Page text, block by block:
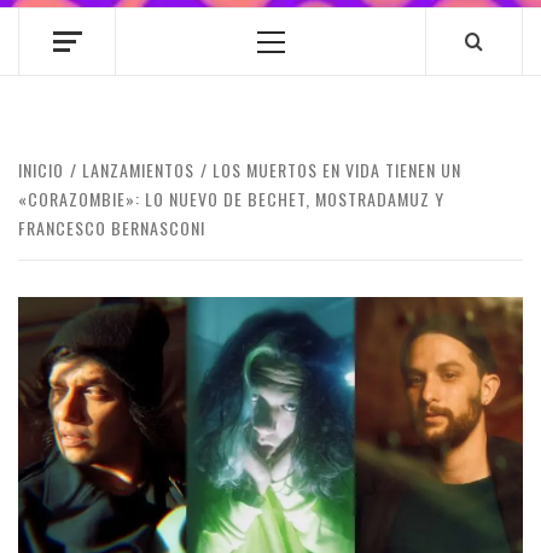
Menú
INICIO LANZAMIENTOS
LOS MUERTOS EN VIDA TIENEN UN
«CORAZOMBIE»: LO NUEVO DE BECHET, MOSTRADAMUZ Y
FRANCESCO BERNASCONI